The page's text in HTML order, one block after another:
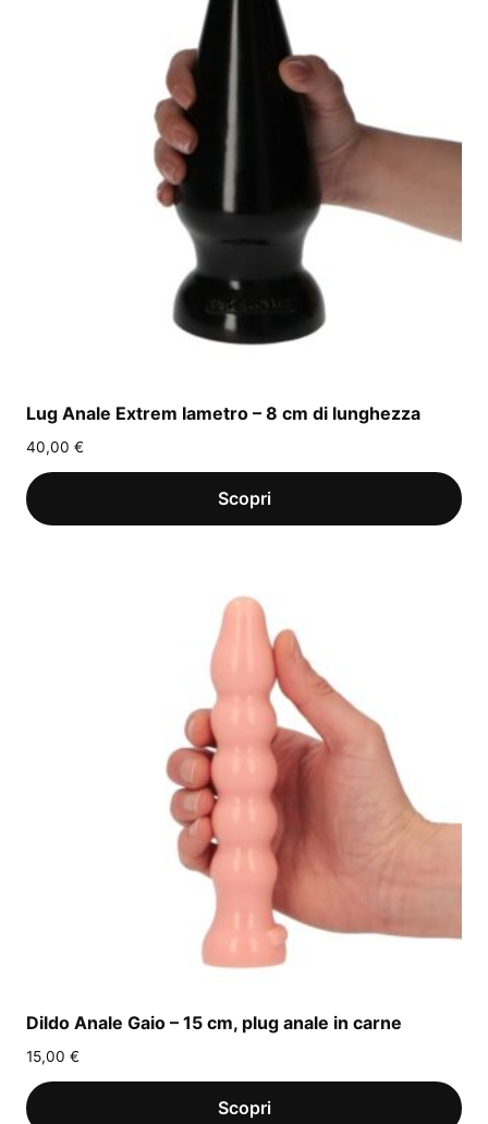
Lug Anale Extrem Iametro – 8 cm di lunghezza
40,00 €
Dildo Anale Gaio – 15 cm, plug anale in carne
15,00 €